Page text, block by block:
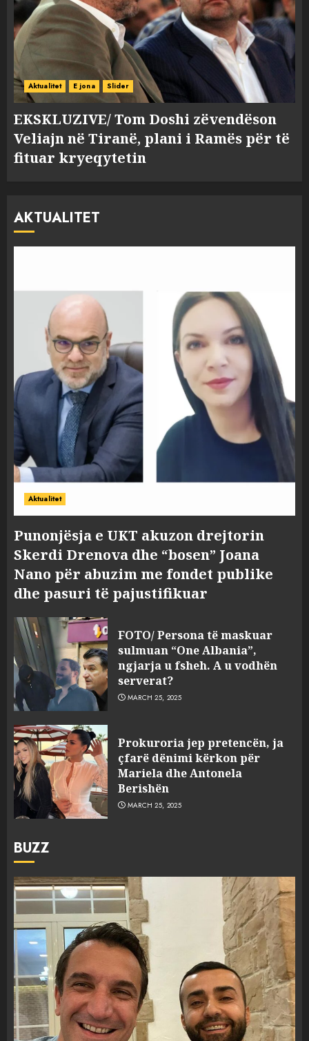
Aktualitet E jona Slider
EKSKLUZIVE/ Tom Doshi zëvendëson
Veliajn në Tiranë, plani i Ramës për të
fituar kryeqytetin
AKTUALITET
Aktualitet
Punonjësja e UKT akuzon drejtorin
Skerdi Drenova dhe “bosen” Joana
Nano për abuzim me fondet publike
dhe pasuri të pajustifikuar
FOTO/ Persona të maskuar
sulmuan “One Albania”,
ngjarja u fsheh. A u vodhën
serverat?
MARCH 25, 2025
Prokuroria jep pretencën, ja
çfarë dënimi kërkon për
Mariela dhe Antonela
Berishën
MARCH 25, 2025
BUZZ